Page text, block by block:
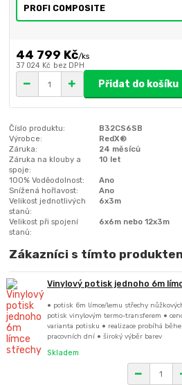
44 799 Kč/ks
37 024 Kč bez DPH
Přidat do košíku
Číslo produktu:
B32CS6SB
Výrobce:
RedX®
Záruka:
24 měsíců
Záruka na klouby a
spoje:
10 let
100% Voděodolnost:
Ano
Snížená hořlavost:
Ano
Velikost jednotlivých
stanů:
6x3m
Velikost při spojení
stanů:
6x6m nebo 12x3m
Zákazníci s tímto
Vinylový potisk jednoho 6m
• potisk 6m límce/lemu střechy
potisk vinylovým termo-transferem •
varianta potisku • realizace probíhá
pracovních dní • široký výběr barev
Skladem